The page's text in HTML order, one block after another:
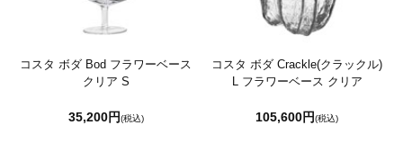
コスタ ボダ Bod フラワーベース
クリア S
35,200円(税込)
コスタ ボダ Crackle(クラックル)
L フラワーベース クリア
105,600円(税込)